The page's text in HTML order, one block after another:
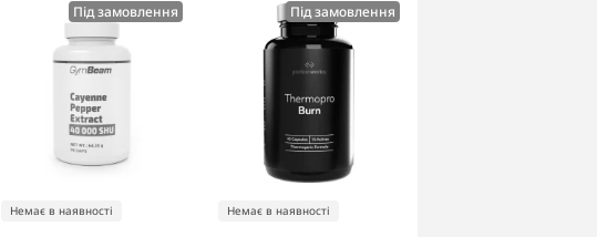
Під замовлення
Немає в наявності
Під замовлення
Немає в наявності